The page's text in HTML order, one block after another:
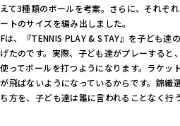
て3種類のボールを考案。さらに、それぞ
トのサイズを編み出しました。
は、『TENNIS PLAY & STAY』を子ども達
げたのです。実際、子ども達がプレーすると
ってボールを打つようになります。ラケッ
飛ばないようになっているからです。錦織
方を、子ども達は誰に言われることなく行